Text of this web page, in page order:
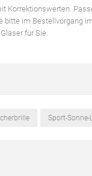
bitte im Bestellvorgang
für Sie.
Sport-Sonne-